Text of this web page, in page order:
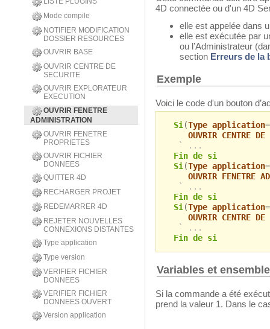
Mode compile
NOTIFIER MODIFICATION
DOSSIER RESOURCES
OUVRIR BASE
OUVRIR CENTRE DE
SECURITE
OUVRIR EXPLORATEUR
EXECUTION
OUVRIR FENETRE
ADMINISTRATION
OUVRIR FENETRE
PROPRIETES
OUVRIR FICHIER
DONNEES
QUITTER 4D
RECHARGER PROJET
REDEMARRER 4D
REJETER NOUVELLES
CONNEXIONS DISTANTES
Type application
Type version
VERIFIER FICHIER
DONNEES
VERIFIER FICHIER
DONNEES OUVERT
Version application
4D connectée ou d'un 4D
elle est appelée dans
elle est exécutée par
ou l’Administrateur
section Erreurs de la
Exemple
Voici le code d'un bouton
Si (Type application
OUVRIR CENTRE DE
` ...
Fin de si
Si (Type application
OUVRIR FENETRE
` ...
Fin de si
Si (Type application
OUVRIR CENTRE DE
` ...
Fin de si
Variables et
Si la commande a été
prend la valeur 1. Dans le